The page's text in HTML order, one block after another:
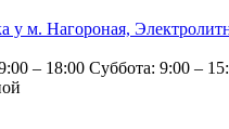
у м. Нагороная,
– 18:00 Суббота: 9:00 –